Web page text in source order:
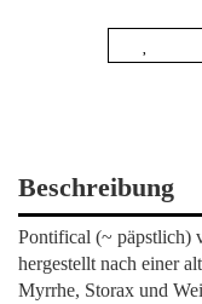
Beschreibung
Pontifical (~ päpstlich)
hergestellt nach einer
Myrrhe, Storax und